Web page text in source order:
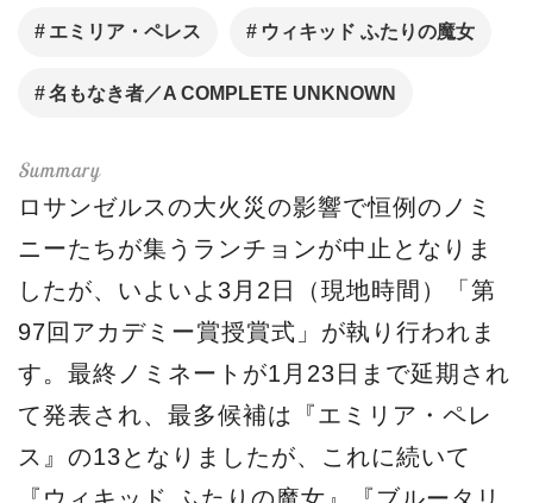
エミリア・ペレス ウィキッド ふたりの魔女
名もなき者／A COMPLETE UNKNOWN
ロサンゼルスの大火災の影響で恒例のノミ
ニーたちが集うランチョンが中止となりま
したが、いよいよ3月2日（現地時間）「第
97回アカデミー賞授賞式」が執り行われま
す。最終ノミネートが1月23日まで延期され
て発表され、最多候補は『エミリア・ペレ
ス』の13となりましたが、これに続いて